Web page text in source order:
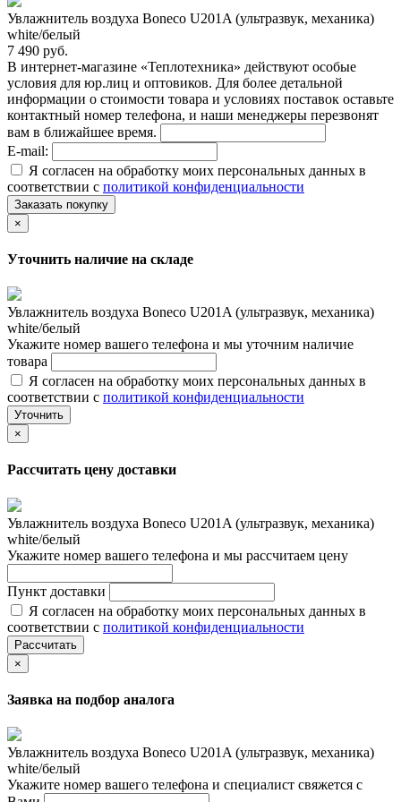
Увлажнитель воздуха Boneco U201A (ультразвук, механика)
white/белый
7 490 руб.
В интернет-магазине «Теплотехника» действуют особые
условия для юр.лиц и оптовиков. Для более детальной
информации о стоимости товара и условиях поставок оставьте
контактный номер телефона, и наши менеджеры перезвонят
вам в ближайшее время.
E-mail:
Я согласен на обработку моих персональных данных в
соответствии с политикой конфиденциальности
Заказать покупку
×
Уточнить наличие на складе
Увлажнитель воздуха Boneco U201A (ультразвук, механика)
white/белый
Укажите номер вашего телефона и мы уточним наличие
товара
Я согласен на обработку моих персональных данных в
соответствии с политикой конфиденциальности
Уточнить
×
Рассчитать цену доставки
Увлажнитель воздуха Boneco U201A (ультразвук, механика)
white/белый
Укажите номер вашего телефона и мы рассчитаем цену
Пункт доставки
Я согласен на обработку моих персональных данных в
соответствии с политикой конфиденциальности
Рассчитать
×
Заявка на подбор аналога
Увлажнитель воздуха Boneco U201A (ультразвук, механика)
white/белый
Укажите номер вашего телефона и специалист свяжется с